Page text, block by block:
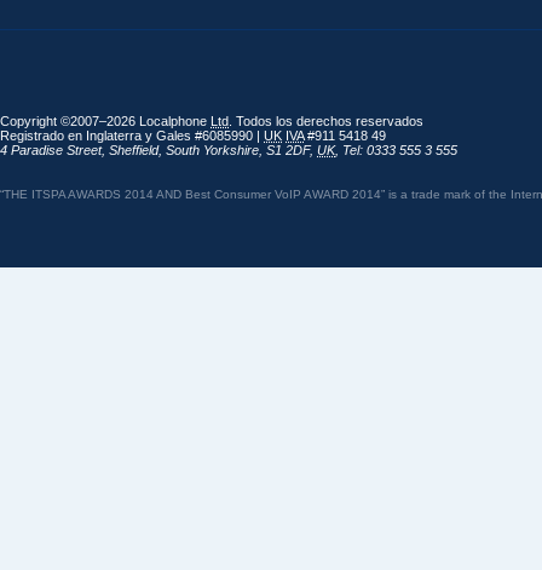
Copyright ©2007–2026 Localphone Ltd . Todos los derechos reservados
Registrado en Inglaterra y Gales #6085990 | UK IVA#911 5418 49
4 Paradise Street, Sheffield, South Yorkshire S1 2DF, UK, Tel: 0333 555 3 555
“THE ITSPA AWARDS 2014 AND Best Consumer VoIP AWARD 2014” is a trade mark of the